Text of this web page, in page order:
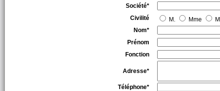
Société*
Civilité
M. Mme
Nom*
Prénom
Fonction
Adresse*
Téléphone*